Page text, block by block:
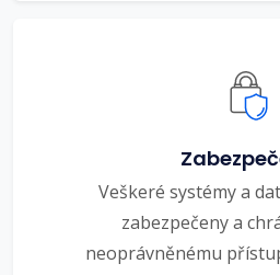
Veškeré systémy a
zabezpečeny a
neoprávněnému